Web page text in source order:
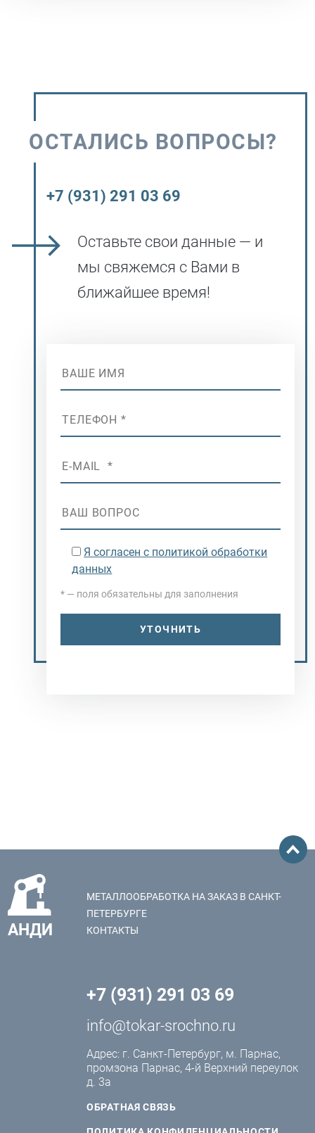
ОСТАЛИСЬ ВОПРОСЫ?
+7 (931) 291 03 69
Оставьте свои данные — и
мы свяжемся с Вами в
ближайшее время!
Я согласен с политикой обработки
данных
* — поля обязательны для заполнения
УТОЧНИТЬ
АНДИ
МЕТАЛЛООБРАБОТКА НА ЗАКАЗ В САНКТ-
ПЕТЕРБУРГЕ
КОНТАКТЫ
+7 (931) 291 03 69
info@tokar-srochno.ru
Адрес: г. Санкт-Петербург, м. Парнас,
промзона Парнас, 4-й Верхний переулок
д. 3а
ОБРАТНАЯ СВЯЗЬ